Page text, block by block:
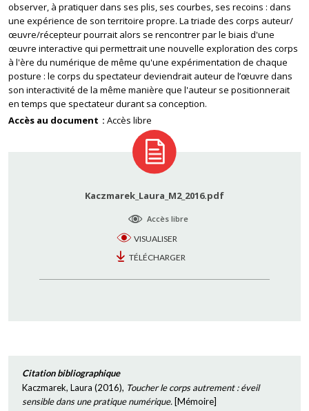
observer, à pratiquer dans ses plis, ses courbes, ses recoins : dans
une expérience de son territoire propre. La triade des corps auteur/
œuvre/récepteur pourrait alors se rencontrer par le biais d'une
œuvre interactive qui permettrait une nouvelle exploration des corps
à l'ère du numérique de même qu'une expérimentation de chaque
posture : le corps du spectateur deviendrait auteur de l’œuvre dans
son interactivité de la même manière que l'auteur se positionnerait
en temps que spectateur durant sa conception.
Accès au document
Accès libre
Kaczmarek_Laura_M2_2016.pdf
Accès libre
VISUALISER
TÉLÉCHARGER
Citation bibliographique
Kaczmarek, Laura (2016), Toucher le corps autrement : éveil
sensible dans une pratique numérique. [Mémoire]